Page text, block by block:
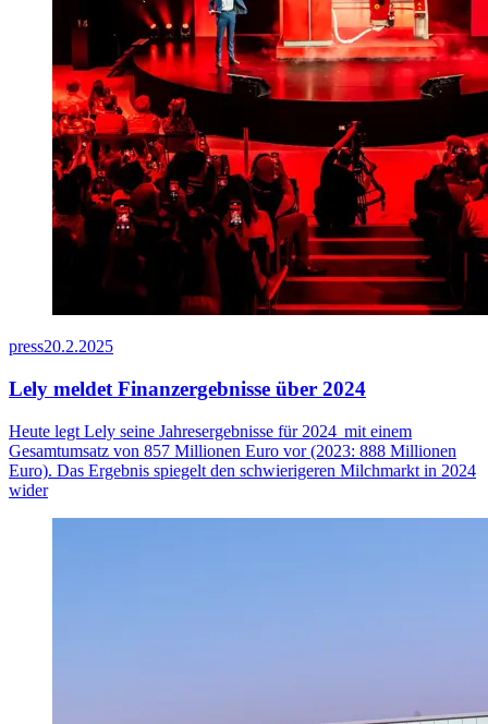
press20.2.2025
Lely meldet Finanzergebnisse über 2024
Heute legt Lely seine Jahresergebnisse für 2024 mit einem
Gesamtumsatz von 857 Millionen Euro vor (2023: 888 Millionen
Euro). Das Ergebnis spiegelt den schwierigeren Milchmarkt in 2024
wider